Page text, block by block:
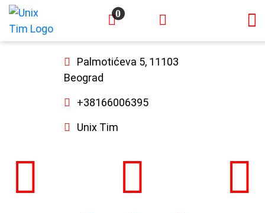
×
0
Palmotićeva 5, 11103
Beograd
+38166006395
Unix Tim